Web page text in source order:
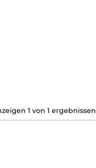
1 von 1 ergebnissen